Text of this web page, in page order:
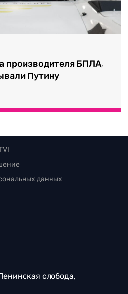
производителя БПЛА,
Путину
данных
слобода,